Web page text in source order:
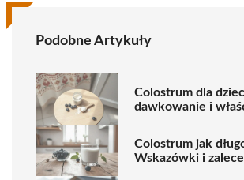
Podobne Artykuły
Colostrum dla
dawkowanie i
Colostrum jak
Wskazówki i